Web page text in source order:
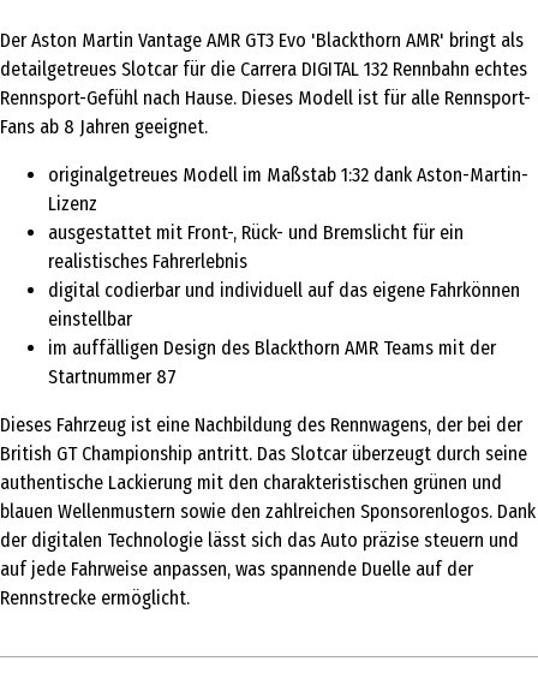
Der Aston Martin Vantage AMR GT3 Evo 'Blackthorn AMR' bringt als
detailgetreues Slotcar für die Carrera DIGITAL 132 Rennbahn echtes
Rennsport-Gefühl nach Hause. Dieses Modell ist für alle Rennsport-
Fans ab 8 Jahren geeignet.
originalgetreues Modell im Maßstab 1:32 dank Aston-Martin-
Lizenz
ausgestattet mit Front-, Rück- und Bremslicht für ein
realistisches Fahrerlebnis
digital codierbar und individuell auf das eigene Fahrkönnen
einstellbar
im auffälligen Design des Blackthorn AMR Teams mit der
Startnummer 87
Dieses Fahrzeug ist eine Nachbildung des Rennwagens, der bei der
British GT Championship antritt. Das Slotcar überzeugt durch seine
authentische Lackierung mit den charakteristischen grünen und
blauen Wellenmustern sowie den zahlreichen Sponsorenlogos. Dank
der digitalen Technologie lässt sich das Auto präzise steuern und
auf jede Fahrweise anpassen, was spannende Duelle auf der
Rennstrecke ermöglicht.